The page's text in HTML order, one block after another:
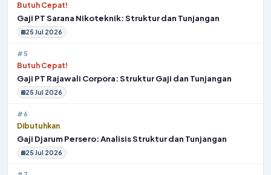
Butuh Cepat!
Gaji PT Sarana Nikoteknik: Struktur dan Tunjangan
25 Jul 2026
#5
Butuh Cepat!
Gaji PT Rajawali Corpora: Struktur Gaji dan Tunjangan
25 Jul 2026
#6
Dibutuhkan
Gaji Djarum Persero: Analisis Struktur dan Tunjangan
25 Jul 2026